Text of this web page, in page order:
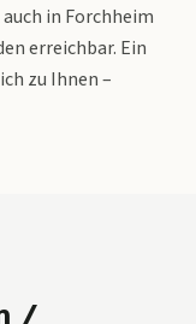
in Forchheim
erreichbar. Ein
zu Ihnen –
/